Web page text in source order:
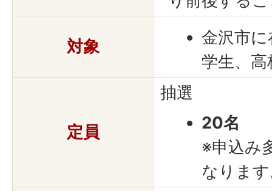
対象
金沢市
学生、高
定員
抽選
20名
※申込み
なりま